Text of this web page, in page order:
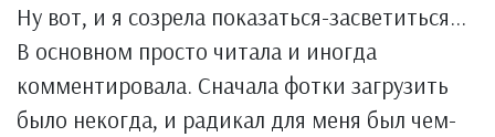
Ну вот, и я созрела показаться-засветиться...
В основном просто читала и иногда
комментировала. Сначала фотки загрузить
было некогда, и радикал для меня был чем-